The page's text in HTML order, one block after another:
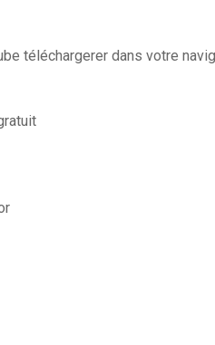
téléchargerer dans votre